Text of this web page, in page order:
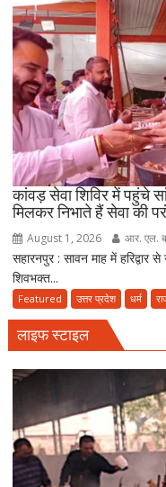
कांवड़ सेवा शिविर में पहुंचे
मिलकर निभाते हैं सेवा की
August 1, 2026 आर. एल.
सहारनपुर : सावन माह में
शिवभक्त...
Featured उत्तर प्रदेश धर्म
लाइफ स्टाइल